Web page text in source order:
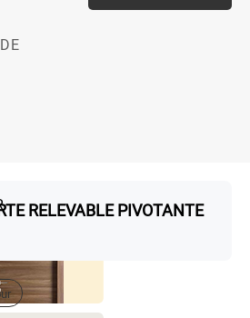
RELEVABLE PIVOTANTE